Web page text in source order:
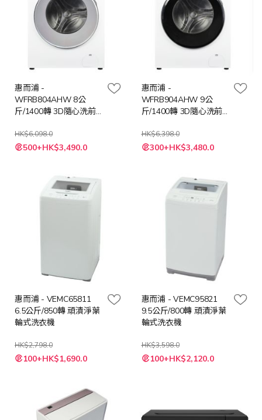
惠而浦 -
WFRB804AHW 8公
斤/1400轉 3D隨心洗前
HK$6,098.0
特
殊 500+HK$3,490.0
惠而浦 -
WFRB904AHW 9公
斤/1400轉 3D隨心洗前
HK$6,398.0
特
殊 300+HK$3,480.0
惠而浦 - VEMC65811
6.5公斤/850轉 頑漬淨葉
輪式洗衣機
HK$2,798.0
特
殊 100+HK$1,690.0
惠而浦 - VEMC95821
9.5公斤/800轉 頑漬淨葉
輪式洗衣機
HK$3,598.0
特
殊 100+HK$2,120.0